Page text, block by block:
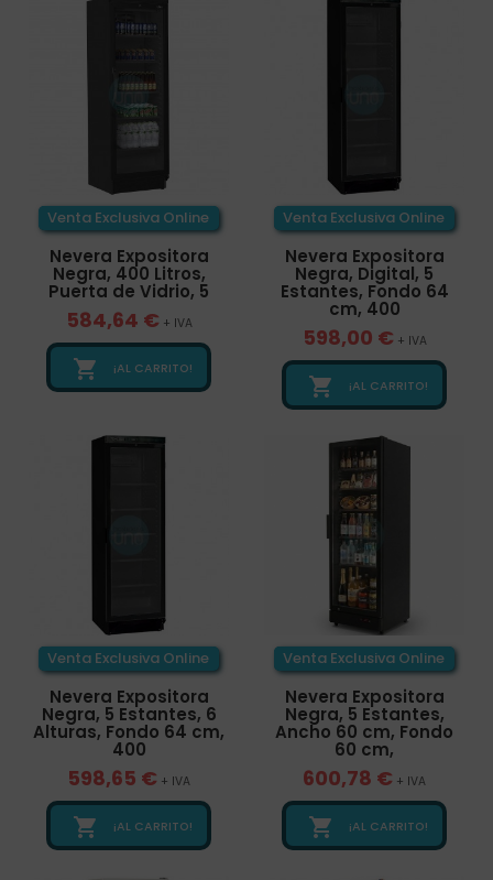
Venta Exclusiva Online
Nevera Expositora
Negra, 400 Litros,
Puerta de Vidrio, 5
584,64 € + IVA
 ¡AL CARRITO!
Venta Exclusiva Online
Nevera Expositora
Negra, Digital, 5
Estantes, Fondo 64
cm, 400
598,00 € + IVA
 ¡AL CARRITO!
Venta Exclusiva Online
Nevera Expositora
Negra, 5 Estantes, 6
Alturas, Fondo 64 cm,
400
598,65 € + IVA
 ¡AL CARRITO!
Venta Exclusiva Online
Nevera Expositora
Negra, 5 Estantes,
Ancho 60 cm, Fondo
60 cm,
600,78 € + IVA
 ¡AL CARRITO!